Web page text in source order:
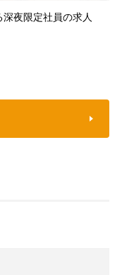
夜限定社員の求人